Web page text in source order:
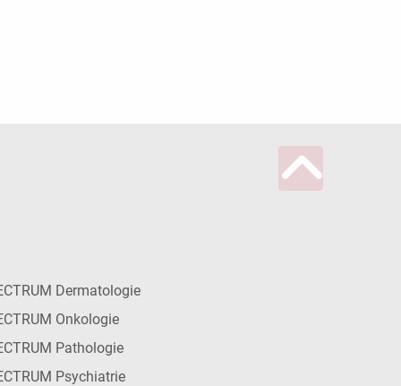
Dermatologie
Onkologie
Pathologie
Psychiatrie